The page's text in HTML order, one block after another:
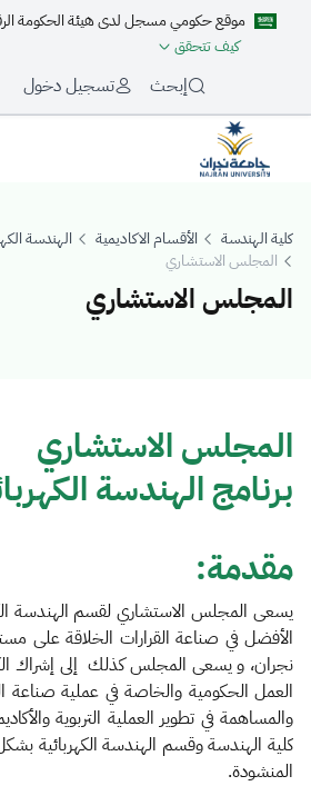
موقع حكومي مسجل لدى هيئة الحكومة
كيف تتحقق
إبحث تسجيل دخول
كلية الهندسة الأقسام الاكاديمية الهندسة
المجلس الاستشاري
المجلس الاستشاري
المجلس
المجلس الاستشاري
برنامج الهندسة
مقدمة:
يسعى المجلس الاستشاري لقسم الهندسة
الأفضل في صناعة القرارات الخلاقة على
نجران، و يسعى المجلس كذلك إلى إشراك
العمل الحكومية والخاصة في عملية صناعة
والمساهمة في تطوير العملية التربوية
كلية الهندسة وقسم الهندسة الكهربائية
المنشودة.